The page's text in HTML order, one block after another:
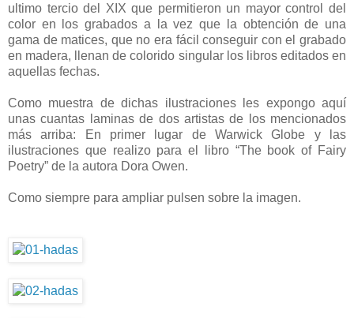
ultimo tercio del XIX que permitieron un mayor control del
color en los grabados a la vez que la obtención de una
gama de matices, que no era fácil conseguir con el grabado
en madera, llenan de colorido singular los libros editados en
aquellas fechas.
Como muestra de dichas ilustraciones les expongo aquí
unas cuantas laminas de dos artistas de los mencionados
más arriba: En primer lugar de Warwick Globe y las
ilustraciones que realizo para el libro “The book of Fairy
Poetry” de la autora Dora Owen.
Como siempre para ampliar pulsen sobre la imagen.